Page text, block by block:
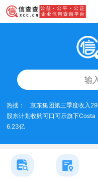
热搜： 京东集团第三季度收入
股东计划收购可口可乐旗下Costa
6.23亿